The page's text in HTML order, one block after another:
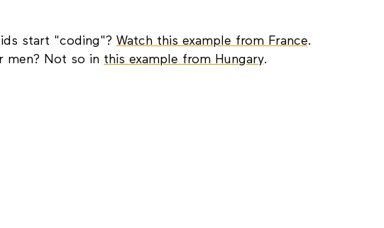
start "coding"? Watch this example from France.
men? Not so in this example from Hungary.